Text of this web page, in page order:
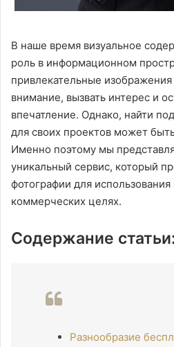
В наше время визуальное
роль в информационном
привлекательные
внимание, вызвать интерес и
впечатление. Однако, найти
для своих проектов может
Именно поэтому мы
уникальный сервис, который
фотографии для
коммерческих целях.
Содержание статьи:
Разнообразие